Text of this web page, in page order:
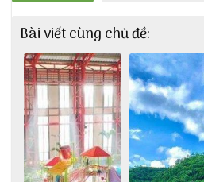
Bài viết cùng chủ đề: